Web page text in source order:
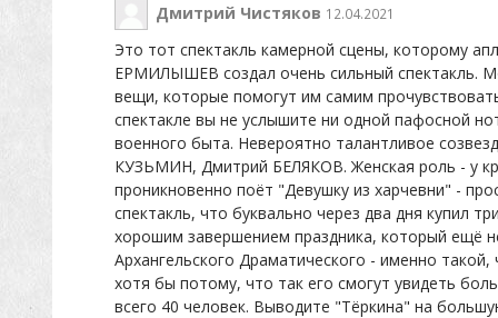
Дмитрий Чистяков 12.04.2021
Это тот спектакль камерной сцены, которому
ЕРМИЛЫШЕВ создал очень сильный спектакль.
вещи, которые помогут им самим
спектакле вы не услышите ни одной пафосной
военного быта. Невероятно талантливое
КУЗЬМИН, Дмитрий БЕЛЯКОВ. Женская роль - у
проникновенно поёт "Девушку из харчевни" -
спектакль, что буквально через два дня купил
хорошим завершением праздника, который ещё
Архангельского Драматического - именно
хотя бы потому, что так его смогут увидеть
всего 40 человек. Выводите "Тёркина" на